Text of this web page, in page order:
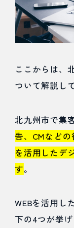
ここからは、
ついて解説し
北九州市で集
告、CMなど
を活用したデ
す。
WEBを活用し
下の4つが挙げ